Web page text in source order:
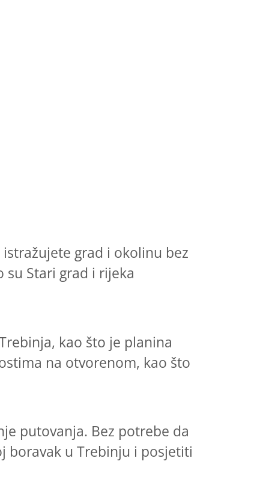
grad i okolinu bez
Stari grad i rijeka
kao što je planina
na otvorenom, kao što
putovanja. Bez potrebe da
boravak u Trebinju i posjetiti